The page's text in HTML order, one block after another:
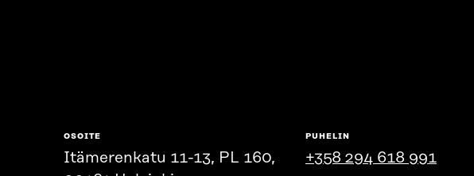
OSOITE
Itämerenkatu 11-13, PL 160,
PUHELIN
+358 294 618 991